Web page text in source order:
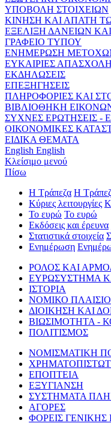
ΥΠΟΒΟΛΗ ΣΤΟΙΧΕΙΩΝ
ΚΙΝΗΣΗ ΚΑΙ ΑΠΑΤΗ
ΕΞΕΛΙΞΗ ΔΑΝΕΙΩΝ
ΓΡΑΦΕΙΟ ΤΥΠΟΥ
ΕΝΗΜΕΡΩΣΗ
ΕΥΚΑΙΡΙΕΣ
ΕΚΔΗΛΩΣΕΙΣ
ΕΠΕΞΗΓΗΣΕΙΣ
ΠΛΗΡΟΦΟΡΙΕΣ ΚΑΙ
ΒΙΒΛΙΟΘΗΚΗ
ΣΥΧΝΕΣ ΕΡΩΤΗΣΕΙΣ -
ΟΙΚΟΝΟΜΙΚΕΣ
ΕΙΔΙΚΑ ΘΕΜΑΤΑ
English English
Κλείσιμο μενού
Πίσω
Η Τράπεζα Η
Κύριες λειτουργίες
Το ευρώ Το ευρώ
Εκδόσεις και έρευνα
Στατιστικά στοιχεία
Ενημέρωση
ΡΟΛΟΣ ΚΑΙ
ΕΥΡΩΣΥΣΤΗΜΑ
ΙΣΤΟΡΙΑ
ΝΟΜΙΚΟ ΠΛΑΙΣΙΟ
ΔΙΟΙΚΗΣΗ ΚΑΙ
ΒΙΩΣΙΜΟΤΗΤΑ -
ΠΟΛΙΤΙΣΜΟΣ
ΝΟΜΙΣΜΑΤΙΚΗ
ΕΠΟΠΤΕΙΑ
ΕΞΥΓΙΑΝΣΗ
ΣΥΣΤΗΜΑΤΑ
ΑΓΟΡΕΣ
ΦΟΡΕΙΣ